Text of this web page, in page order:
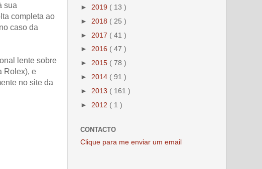
sua
completa ao
caso da
lente sobre
Rolex), e
no site da
► 2019 ( 13 )
► 2018 ( 25 )
► 2017 ( 41 )
► 2016 ( 47 )
► 2015 ( 78 )
► 2014 ( 91 )
► 2013 ( 161 )
► 2012 ( 1 )
CONTACTO
Clique para me enviar um email